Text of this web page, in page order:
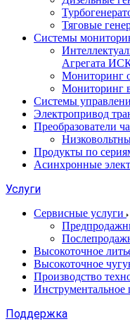
Тяговые
Системы
Агрегата
Мониторинг
Мониторинг
Системы
Электропривод
Преобразователи
Продукты по
Асинхронные
Услуги
Сервисные услуги
Высокоточное
Высокоточное
Производство
Инструментальное
Поддержка